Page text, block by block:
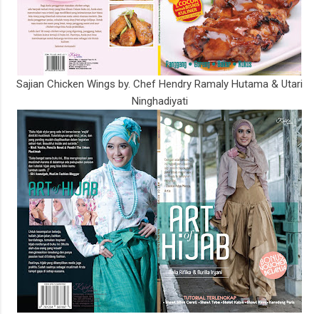
Sajian Chicken Wings by. Chef Hendry Ramaly Hutama & Utari
Ninghadiyati